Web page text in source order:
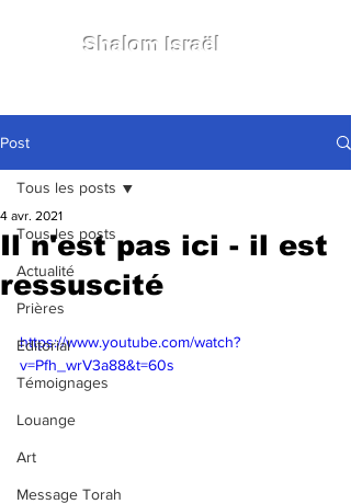
Shalom Israël
Post
Tous les posts
Actualité
Prières
Editorial
Témoignages
Louange
Art
Message Torah
Tous les posts
Il n'est pas ici - il est
ressuscité
4 avr. 2021
https://www.youtube.com/watch?
v=Pfh_wrV3a88&t=60s